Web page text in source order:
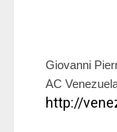
Giovanni
AC
http://